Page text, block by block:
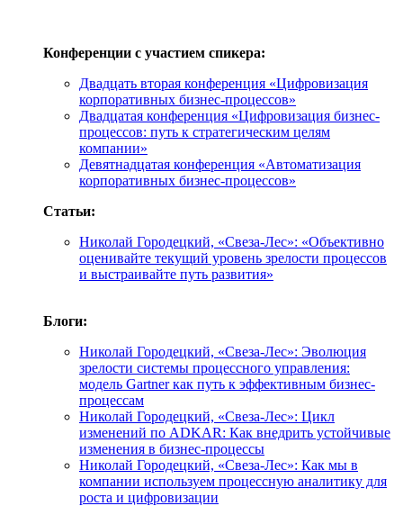
Конференции с участием спикера:
Двадцать вторая конференция «Цифровизация
корпоративных бизнес-процессов»
Двадцатая конференция «Цифровизация бизнес-
процессов: путь к стратегическим целям
компании»
Девятнадцатая конференция «Автоматизация
корпоративных бизнес-процессов»
Статьи:
Николай Городецкий, «Свеза-Лес»: «Объективно
оценивайте текущий уровень зрелости процессов
и выстраивайте путь развития»
Блоги:
Николай Городецкий, «Свеза-Лес»: Эволюция
зрелости системы процессного управления:
модель Gartner как путь к эффективным бизнес-
процессам
Николай Городецкий, «Свеза-Лес»: Цикл
изменений по ADKAR: Как внедрить устойчивые
изменения в бизнес-процессы
Николай Городецкий, «Свеза-Лес»: Как мы в
компании используем процессную аналитику для
роста и цифровизации